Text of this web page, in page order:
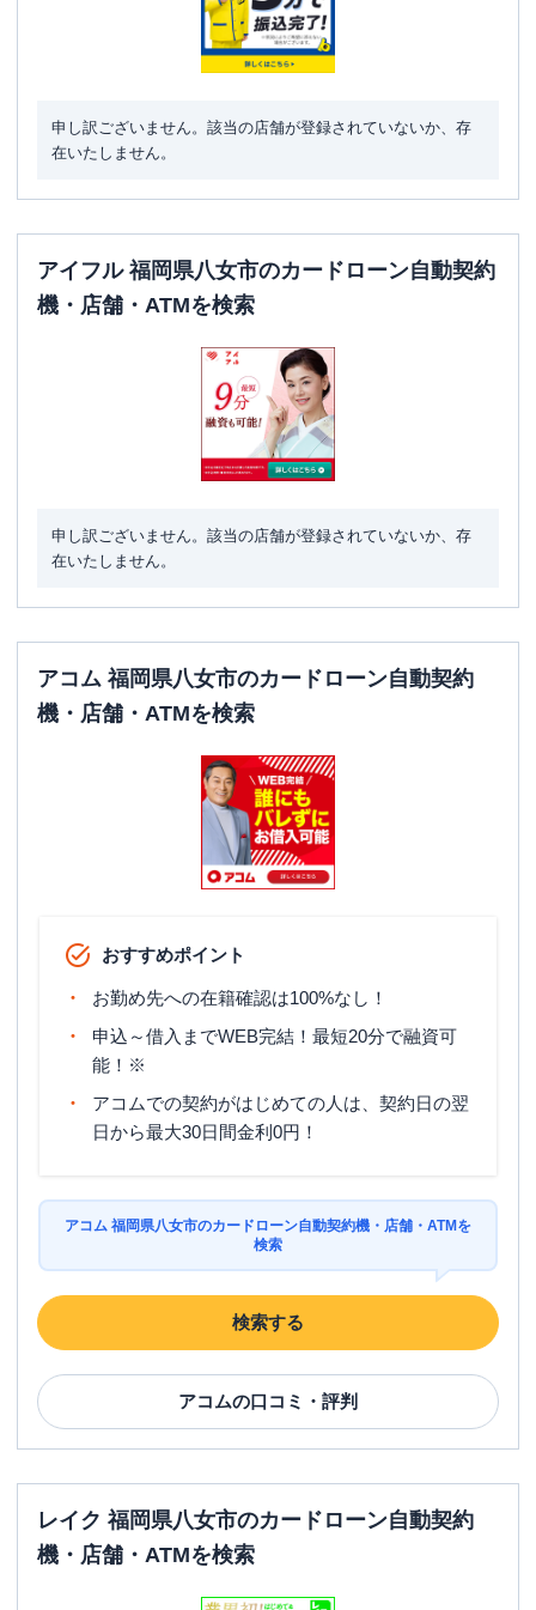
申し訳ございません。該当の店舗が登録されていないか、存
在いたしません。
アイフル 福岡県八女市のカードローン自動契約
機・店舗・ATMを検索
申し訳ございません。該当の店舗が登録されていないか、存
在いたしません。
アコム 福岡県八女市のカードローン自動契約
機・店舗・ATMを検索
おすすめポイント
お勤め先への在籍確認は100%なし！
申込～借入までWEB完結！最短20分で融資可
能！※
アコムでの契約がはじめての人は、契約日の翌
日から最大30日間金利0円！
アコム 福岡県八女市のカードローン自動契約機・店舗・ATMを
検索
検索する
アコムの口コミ・評判
レイク 福岡県八女市のカードローン自動契約
機・店舗・ATMを検索